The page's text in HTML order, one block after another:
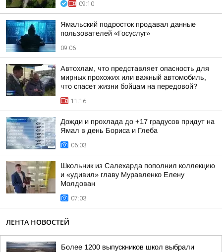
09:10
Ямальский подросток продавал данные
пользователей «Госуслуг»
09:06
Автохлам, что представляет опасность для
мирных прохожих или важный автомобиль,
что спасет жизни бойцам на передовой?
11:16
Дожди и прохлада до +17 градусов придут на
Ямал в день Бориса и Глеба
06:03
Школьник из Салехарда пополнил коллекцию
и «удивил» главу Муравленко Елену
Молдован
07:03
ЛЕНТА НОВОСТЕЙ
Более 1200 выпускников школ выбрали